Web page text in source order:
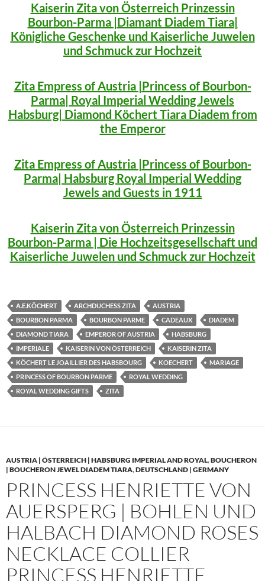
Kaiserin Zita von Österreich Prinzessin
Bourbon-Parma |Diamant Diadem Tiara|
Königliche Geschenke und Kaiserliche Juwelen
und Schmuck zur Hochzeit
Zita Empress of Austria |Princess of Bourbon-
Parma| Royal Imperial Wedding Jewels
Habsburg| Diamond Köchert Tiara Diadem from
the Emperor
Zita Empress of Austria |Princess of Bourbon-
Parma| Habsburg Royal Imperial Wedding
Jewels and Guests in 1911
Kaiserin Zita von Österreich Prinzessin
Bourbon-Parma | Die Hochzeitsgesellschaft und
Kaiserliche Juwelen und Schmuck zur Hochzeit
A.E.KÖCHERT ARCHDUCHESS ZITA
AUSTRIA
BOURBON PARMA
BOURBON PARME CADEAUX
DIADEM
DIAMOND TIARA
EMPEROR OF AUSTRIA
HABSBURG
IMPERIALE
KAISERIN VON ÖSTERREICH
KAISERIN ZITA
KÖCHERT LE JOAILLIER DES HABSBOURG
KOECHERT
MARIAGE
PRINCESS OF BOURBON PARME
ROYAL WEDDING
ROYAL WEDDING GIFTS
ZITA
AUSTRIA | ÖSTERREICH | HABSBURG IMPERIAL AND ROYAL,BOUCHERON
| BOUCHERON JEWEL DIADEM TIARA,DEUTSCHLAND | GERMANY
PRINCESS HENRIETTE VON
AUERSPERG | BOHLEN UND
HALBACH DIAMOND ROSES
NECKLACE COLLIER
PRINCESS HENRIETTE